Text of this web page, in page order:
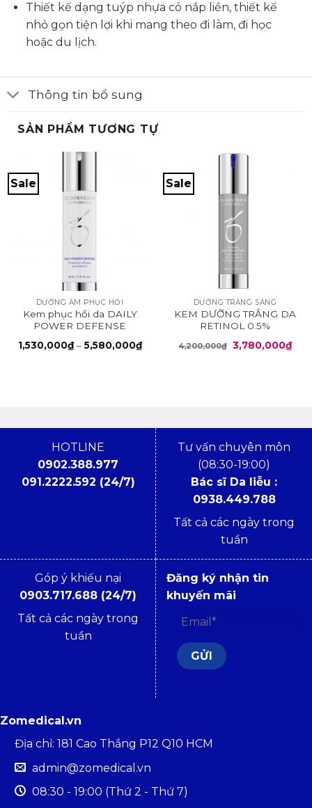
Thiết kế dạng tuýp nhựa có nắp liền, thiết kế
nhỏ gọn tiện lợi khi mang theo đi làm, đi học
hoặc du lịch.
Thông tin bổ sung
SẢN PHẨM TƯƠNG TỰ
Sale
DƯỠNG ẨM PHỤC HỒI
Kem phục hồi da DAILY
POWER DEFENSE
1,530,000₫ – 5,580,000₫Khoảng
giá:
Sale
DƯỠNG TRẮNG SÁNG
KEM DƯỠNG TRẮNG DA
RETINOL 0.5%
4,200,000₫ Giá
gốc
3,780,000₫Giá
hiện
HOTLINE
0902.388.977
091.2222.592 (24/7)
Tư vấn chuyên môn
(08:30-19:00)
Bác sĩ Da liễu :
0938.449.788
Tất cả các ngày trong
tuần
Góp ý khiếu nại
0903.717.688 (24/7)
Tất cả các ngày trong
tuần
Đăng ký nhận tin
khuyến mãi
Zomedical.vn
Địa chỉ: 181 Cao Thắng P12 Q10 HCM
admin@zomedical.vn
08:30 - 19:00 (Thứ 2 - Thứ 7)